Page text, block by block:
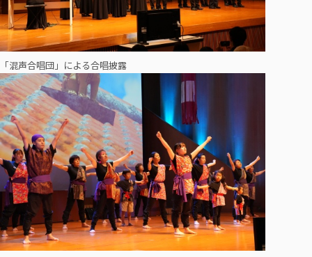
「混声合唱団」による合唱披露